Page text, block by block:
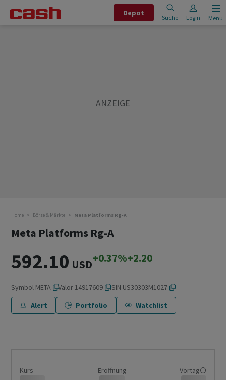
Depot
Suche Login Menu
Home Börse & Märkte Meta Platforms Rg-A
Meta Platforms Rg-A
592.10 USD+0.37%+2.20
Symbol META Valor 14917609 ISIN US30303M1027
Alert
Portfolio Watchlist
Kurs Eröffnung Vortag